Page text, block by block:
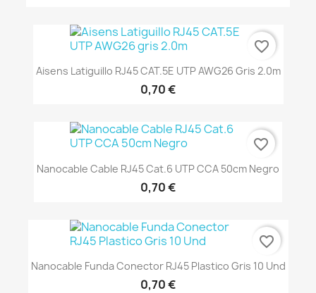
Aisens Latiguillo RJ45 CAT.5E UTP AWG26 Gris 2.0m
0,70 €
favorite_border
Nanocable Cable RJ45 Cat.6 UTP CCA 50cm Negro
0,70 €
favorite_border
Nanocable Funda Conector RJ45 Plastico Gris 10 Und
0,70 €
favorite_border